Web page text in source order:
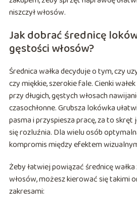
niszczył włosów.
Jak dobrać średnicę
gęstości włosów?
Średnica wałka decyduje o tym, czy
czy miękkie, szerokie fale. Cienki
przy długich, gęstych włosach
czasochłonne. Grubsza lokówka
pasma i przyspiesza pracę, za to
się rozluźnia. Dla wielu osób
kompromis między efektem
Żeby łatwiej powiązać średnicę
włosów, możesz kierować się takimi
zakresami: